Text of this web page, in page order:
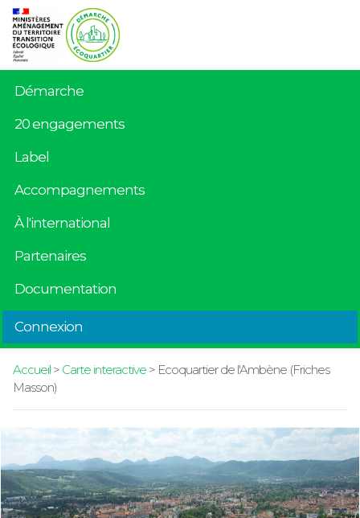
Démarche
20 engagements
Label
Accompagnements
À l'international
Partenaires
Documentation
Connexion
Accueil> Carte interactive> Ecoquartier de l'Ambène (Friches
Masson)